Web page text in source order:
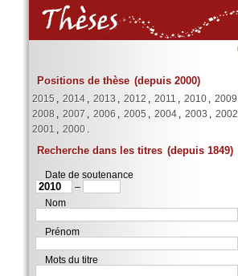
Positions de thèse (depuis 2000)
2015 , 2014 , 2013 , 2012 , 2011 , 2010 , 2009
2008 , 2007 , 2006 , 2005 , 2004 , 2003 , 2002
2001 , 2000 .
Recherche dans les titres (depuis 1849)
Date de soutenance
–
Nom
Prénom
Mots du titre